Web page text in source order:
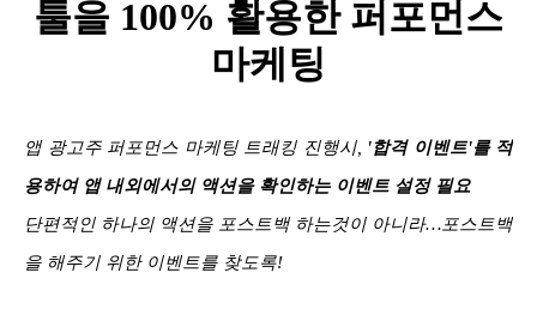
툴을 100% 활용한 퍼포먼스
마케팅
앱 광고주 퍼포먼스 마케팅 트래킹 진행시,
'합격 이벤트'를 적
용하여 앱 내외에서의 액션을 확인하는 이벤트 설정 필요
단편적인 하나의 액션을 포스트백 하는것이 아니라…포스트백
을 해주기 위한 이벤트를 찾도록!